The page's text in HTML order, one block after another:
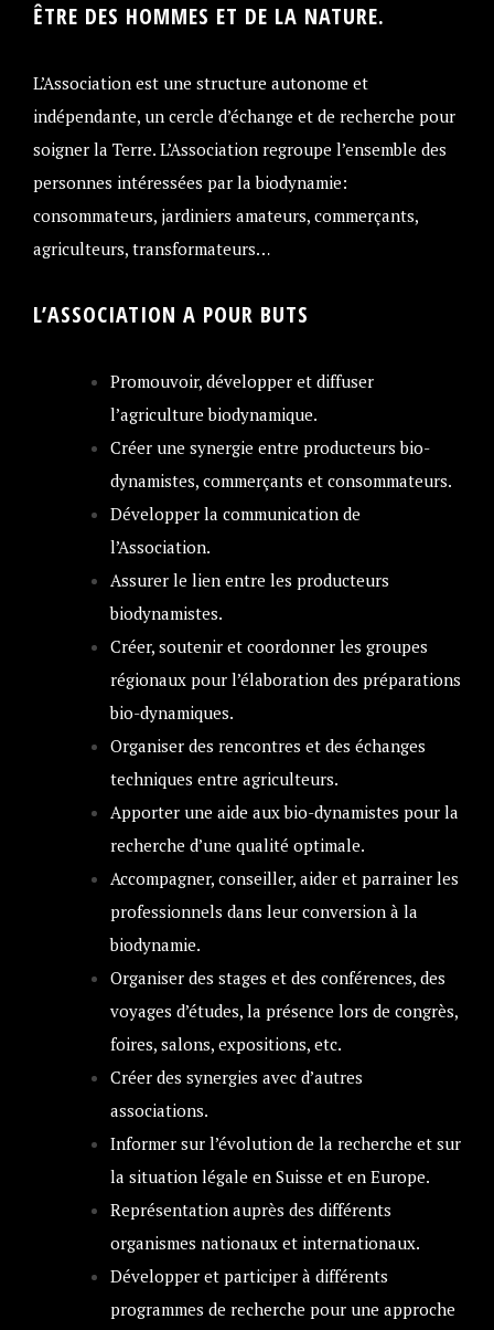
ÊTRE DES HOMMES ET DE LA NATURE.
L’Association est une structure autonome et
indépendante, un cercle d’échange et de recherche pour
soigner la Terre. L’Association regroupe l’ensemble des
personnes intéressées par la biodynamie:
consommateurs, jardiniers amateurs, commerçants,
agriculteurs, transformateurs…
L’ASSOCIATION A POUR BUTS
Promouvoir, développer et diffuser
l’agriculture biodynamique.
Créer une synergie entre producteurs bio-
dynamistes, commerçants et consommateurs.
Développer la communication de
l’Association.
Assurer le lien entre les producteurs
biodynamistes.
Créer, soutenir et coordonner les groupes
régionaux pour l’élaboration des préparations
bio-dynamiques.
Organiser des rencontres et des échanges
techniques entre agriculteurs.
Apporter une aide aux bio-dynamistes pour la
recherche d’une qualité optimale.
Accompagner, conseiller, aider et parrainer les
professionnels dans leur conversion à la
biodynamie.
Organiser des stages et des conférences, des
voyages d’études, la présence lors de congrès,
foires, salons, expositions, etc.
Créer des synergies avec d’autres
associations.
Informer sur l’évolution de la recherche et sur
la situation légale en Suisse et en Europe.
Représentation auprès des différents
organismes nationaux et internationaux.
Développer et participer à différents
programmes de recherche pour une approche